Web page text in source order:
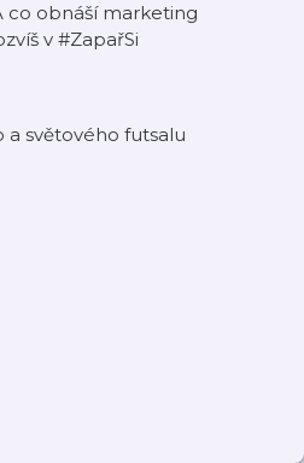
co obnáší marketing
v #ZapařSi
a světového futsalu